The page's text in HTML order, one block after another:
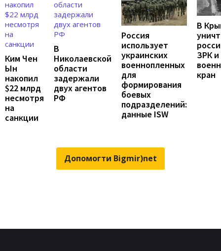
Ким Чен
Ын
накопил
$22 млрд
несмотря
на
санкции
В
Николаевской
области
задержали
двух агентов
РФ
Россия
использует
украинских
военнопленных
для
формирования
боевых
подразделений:
данные ISW
В
ЗРК и
кран
Допомогти Bigmir)net